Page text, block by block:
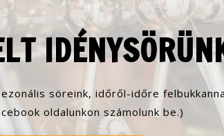
söreink, időről-időre
oldalunkon számolunk be.)